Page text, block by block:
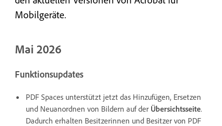
Mobilgeräte.
Mai 2026
Funktionsupdates
PDF Spaces unterstützt jetzt das Hinzufügen, Ersetzen
und Neuanordnen von Bildern auf der Übersichtsseite.
Dadurch erhalten Besitzerinnen und Besitzer von PDF